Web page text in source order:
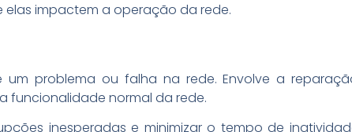
elas impactem a operação da rede.
problema ou falha na rede. Envolve a
funcionalidade normal da rede.
inesperadas e minimizar o tempo de